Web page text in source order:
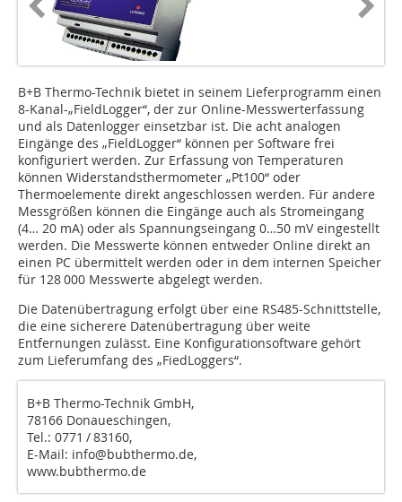
B+B Thermo-Technik bietet in seinem Lieferprogramm einen
8-Kanal-„FieldLogger“, der zur Online-Messwerterfassung
und als Datenlogger einsetzbar ist. Die acht analogen
Eingänge des „FieldLogger“ können per Software frei
konfiguriert werden. Zur Erfassung von Temperaturen
können Widerstandsthermometer „Pt100“ oder
Thermoelemente direkt angeschlossen werden. Für andere
Messgrößen können die Eingänge auch als Stromeingang
(4… 20 mA) oder als Spannungseingang 0…50 mV eingestellt
werden. Die Messwerte können entweder Online direkt an
einen PC übermittelt werden oder in dem internen Speicher
für 128 000 Messwerte abgelegt werden.
Die Datenübertragung erfolgt über eine RS485-Schnittstelle,
die eine sicherere Datenübertragung über weite
Entfernungen zulässt. Eine Konfigurationsoftware gehört
zum Lieferumfang des „FiedLoggers“.
B+B Thermo-Technik GmbH,
78166 Donaueschingen,
Tel.: 0771 / 83160,
E-Mail: info@bubthermo.de,
www.bubthermo.de